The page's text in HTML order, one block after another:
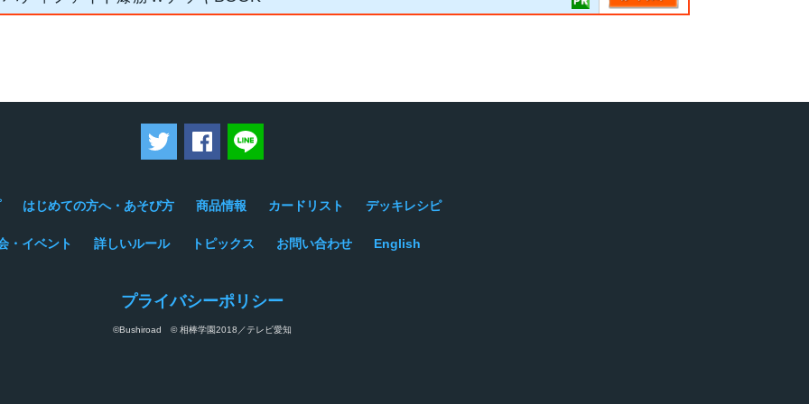
ツイートするFacebookでシェアする
はじめての方へ・あそび方 商品情報 カードリスト デッキレシピ
・イベント 詳しいルール トピックス お問い合わせ English
プライバシーポリシー
©Bushiroad © 相棒学園2018／テレビ愛知